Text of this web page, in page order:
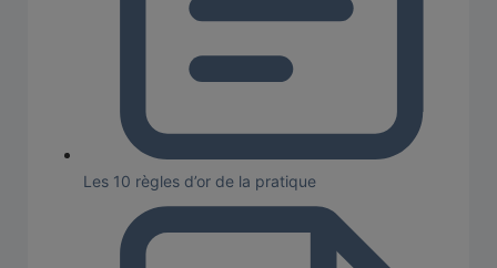
Les 10 règles d’or de la pratique